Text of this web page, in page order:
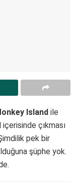
Island ile
çıkması
pek bir
şüphe yok.